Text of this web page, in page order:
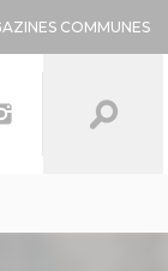
COMMUNES